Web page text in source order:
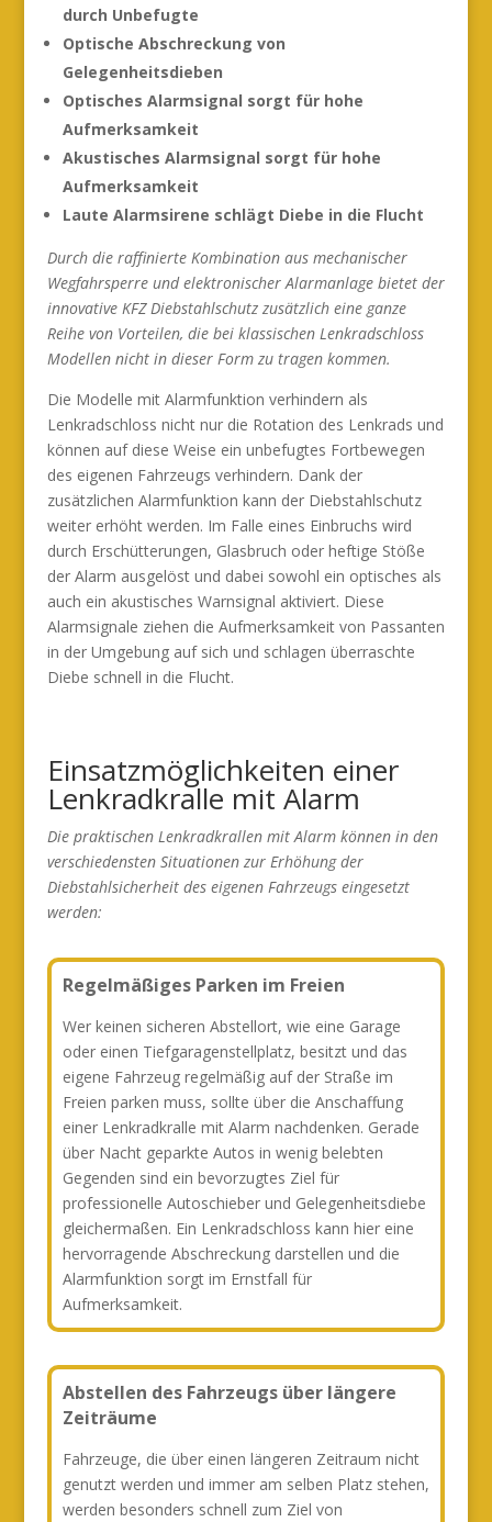
durch Unbefugte
Optische Abschreckung von
Gelegenheitsdieben
Optisches Alarmsignal sorgt für hohe
Aufmerksamkeit
Akustisches Alarmsignal sorgt für hohe
Aufmerksamkeit
Laute Alarmsirene schlägt Diebe in die Flucht
Durch die raffinierte Kombination aus mechanischer
Wegfahrsperre und elektronischer Alarmanlage bietet der
innovative KFZ Diebstahlschutz zusätzlich eine ganze
Reihe von Vorteilen, die bei klassischen Lenkradschloss
Modellen nicht in dieser Form zu tragen kommen.
Die Modelle mit Alarmfunktion verhindern als
Lenkradschloss nicht nur die Rotation des Lenkrads und
können auf diese Weise ein unbefugtes Fortbewegen
des eigenen Fahrzeugs verhindern. Dank der
zusätzlichen Alarmfunktion kann der Diebstahlschutz
weiter erhöht werden. Im Falle eines Einbruchs wird
durch Erschütterungen, Glasbruch oder heftige Stöße
der Alarm ausgelöst und dabei sowohl ein optisches als
auch ein akustisches Warnsignal aktiviert. Diese
Alarmsignale ziehen die Aufmerksamkeit von Passanten
in der Umgebung auf sich und schlagen überraschte
Diebe schnell in die Flucht.
Einsatzmöglichkeiten einer
Lenkradkralle mit Alarm
Die praktischen Lenkradkrallen mit Alarm können in den
verschiedensten Situationen zur Erhöhung der
Diebstahlsicherheit des eigenen Fahrzeugs eingesetzt
werden:
Regelmäßiges Parken im Freien
Wer keinen sicheren Abstellort, wie eine Garage
oder einen Tiefgaragenstellplatz, besitzt und das
eigene Fahrzeug regelmäßig auf der Straße im
Freien parken muss, sollte über die Anschaffung
einer Lenkradkralle mit Alarm nachdenken. Gerade
über Nacht geparkte Autos in wenig belebten
Gegenden sind ein bevorzugtes Ziel für
professionelle Autoschieber und Gelegenheitsdiebe
gleichermaßen. Ein Lenkradschloss kann hier eine
hervorragende Abschreckung darstellen und die
Alarmfunktion sorgt im Ernstfall für
Aufmerksamkeit.
Abstellen des Fahrzeugs über längere
Zeiträume
Fahrzeuge, die über einen längeren Zeitraum nicht
genutzt werden und immer am selben Platz stehen,
werden besonders schnell zum Ziel von